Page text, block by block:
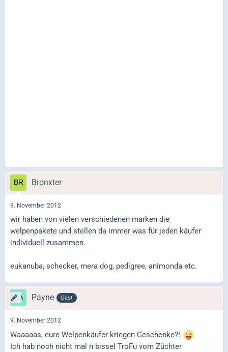
Bronxter
9. November 2012
wir haben von vielen verschiedenen marken die
welpenpakete und stellen da immer was für jeden käufer
individuell zusammen.
eukanuba, schecker, mera dog, pedigree, animonda etc.
Payne Gast
9. November 2012
Waaaaas, eure Welpenkäufer kriegen Geschenke?!
Ich hab noch nicht mal n bissel TroFu vom Züchter